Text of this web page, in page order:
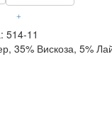
+
514-11
35% Вискоза, 5%